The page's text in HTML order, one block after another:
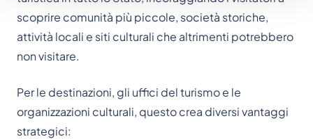
scoprire comunità più piccole, società storiche,
attività locali e siti culturali che altrimenti potrebbero
non visitare.
Per le destinazioni, gli uffici del turismo e le
organizzazioni culturali, questo crea diversi vantaggi
strategici: